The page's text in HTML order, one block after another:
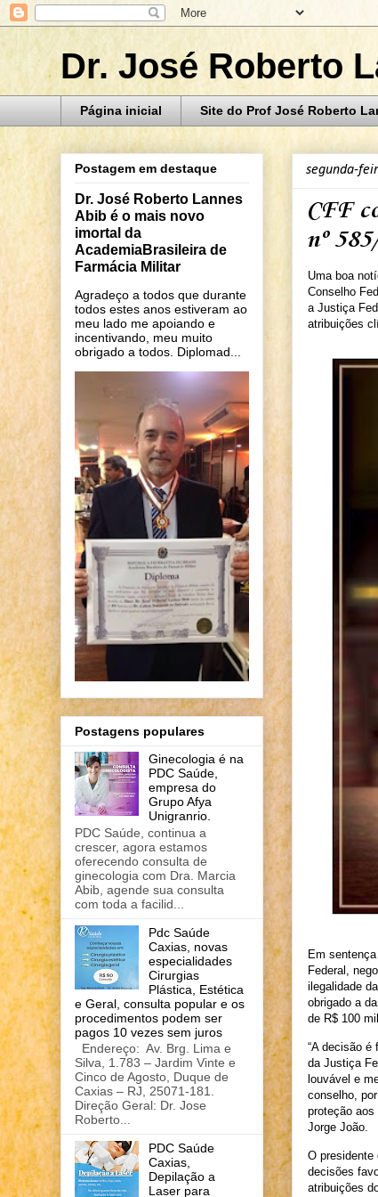
Dr. José Roberto
Página inicial Site do Prof José Roberto
segunda-
CFF
nº
Uma boa
Conselho
a Justiça
atribuições
Em
Federal,
ilegalidade
obrigado a
de R$ 100
“A decisão é
da Justiça
louvável e
conselho,
proteção
Jorge João.
O presidente
decisões
atribuições
Postagem em destaque
Dr. José Roberto Lannes
Abib é o mais novo
imortal da
AcademiaBrasileira de
Farmácia Militar
Agradeço a todos que durante
todos estes anos estiveram ao
meu lado me apoiando e
incentivando, meu muito
obrigado a todos. Diplomad...
Postagens populares
Ginecologia é na
PDC Saúde,
empresa do
Grupo Afya
Unigranrio.
PDC Saúde, continua a
crescer, agora estamos
oferecendo consulta de
ginecologia com Dra. Marcia
Abib, agende sua consulta
com toda a facilid...
Pdc Saúde
Caxias, novas
especialidades
Cirurgias
Plástica, Estética
e Geral, consulta popular e os
procedimentos podem ser
pagos 10 vezes sem juros
Endereço: Av. Brg. Lima e
Silva, 1.783 – Jardim Vinte e
Cinco de Agosto, Duque de
Caxias – RJ, 25071-181.
Direção Geral: Dr. Jose
Roberto...
PDC Saúde
Caxias,
Depilação a
Laser para